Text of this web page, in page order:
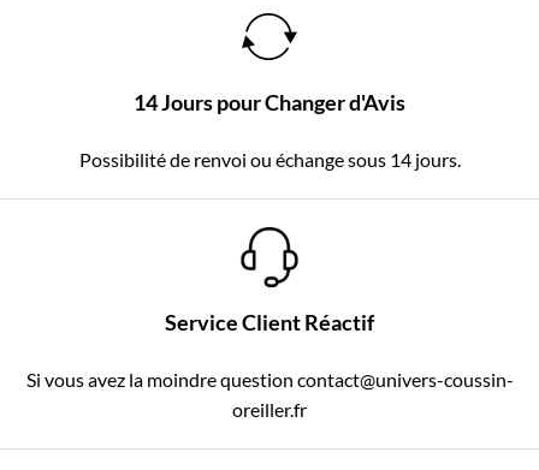
14 Jours pour Changer d'Avis
Possibilité de renvoi ou échange sous 14 jours.
Service Client Réactif
Si vous avez la moindre question contact@univers-coussin-
oreiller.fr